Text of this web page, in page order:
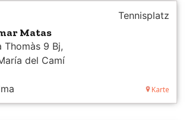
Tennisplatz
Matas
Thomàs 9 Bj,
del Camí
Karte